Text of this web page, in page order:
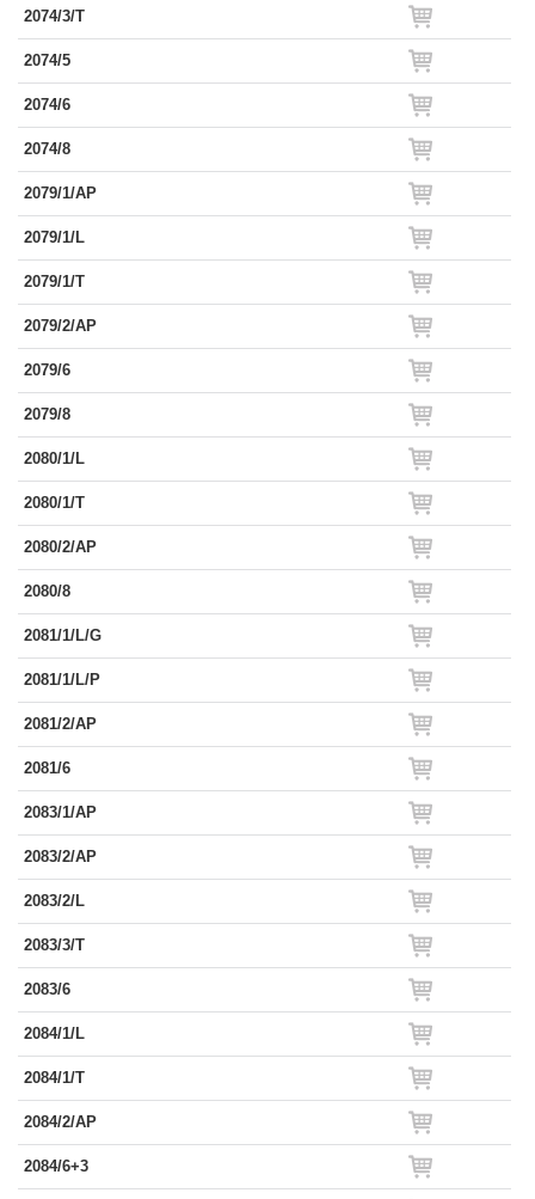
2074/3/T
2074/5
2074/6
2074/8
2079/1/AP
2079/1/L
2079/1/T
2079/2/AP
2079/6
2079/8
2080/1/L
2080/1/T
2080/2/AP
2080/8
2081/1/L/G
2081/1/L/P
2081/2/AP
2081/6
2083/1/AP
2083/2/AP
2083/2/L
2083/3/T
2083/6
2084/1/L
2084/1/T
2084/2/AP
2084/6+3